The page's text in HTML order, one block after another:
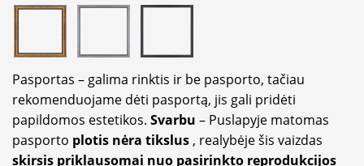
Pasportas – galima rinktis ir be pasporto, tačiau
rekomenduojame dėti pasportą, jis gali pridėti
papildomos estetikos. Svarbu – Puslapyje matomas
pasporto plotis nėra tikslus , realybėje šis vaizdas
skirsis priklausomai nuo pasirinkto reprodukcijos